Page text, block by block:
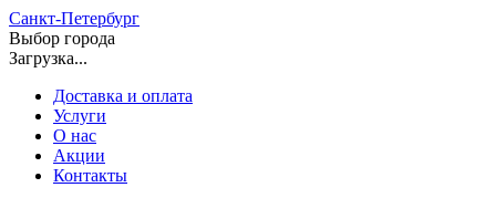
Санкт-Петербург
Выбор города
Загрузка...
Доставка и оплата
Услуги
О нас
Акции
Контакты